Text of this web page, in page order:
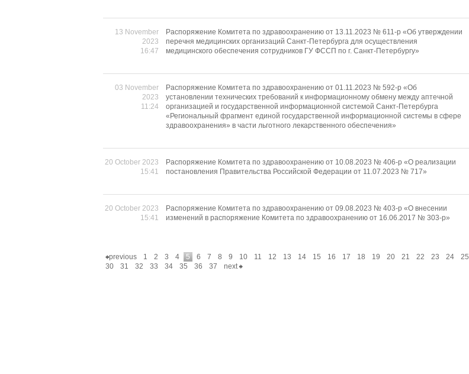
13 November
2023
16:47
Распоряжение Комитета по здравоохранению от 13.11.2023 № 611-р «Об утверждении
перечня медицинских организаций Санкт-Петербурга для осуществления
медицинского обеспечения сотрудников ГУ ФССП по г. Санкт-Петербургу»
03 November
2023
11:24
Распоряжение Комитета по здравоохранению от 01.11.2023 № 592-р «Об
установлении технических требований к информационному обмену между аптечной
организацией и государственной информационной системой Санкт-Петербурга
«Региональный фрагмент единой государственной информационной системы в сфере
здравоохранения» в части льготного лекарственного обеспечения»
20 October 2023
15:41
Распоряжение Комитета по здравоохранению от 10.08.2023 № 406-р «О реализации
постановления Правительства Российской Федерации от 11.07.2023 № 717»
20 October 2023
15:41
Распоряжение Комитета по здравоохранению от 09.08.2023 № 403-р «О внесении
изменений в распоряжение Комитета по здравоохранению от 16.06.2017 № 303-р»
previous 1 2 3 4 5 6 7 8 9 10 11 12 13 14 15 16 17 18 19 20 21 22 23 24 25
30
31 32 33 34 35 36 37 next